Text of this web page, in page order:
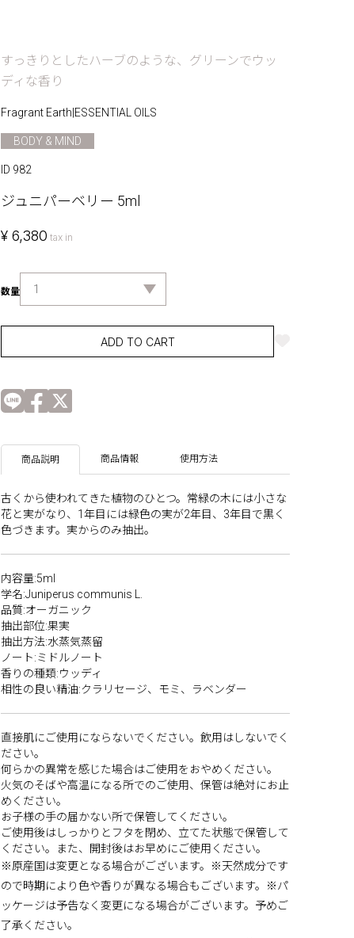
すっきりとしたハーブのような、グリーンでウッ
ディな香り
Fragrant Earth ESSENTIAL OILS
BODY & MIND
ID 982
ジュニパーベリー 5ml
¥ 6,380 tax in
数量
ADD TO CART
商品説明 商品情報 使用方法
古くから使われてきた植物のひとつ。常緑の木には小さな
花と実がなり、1年目には緑色の実が2年目、3年目で黒く
色づきます。実からのみ抽出。
内容量:5ml
学名:Juniperus communis L.
品質:オーガニック
抽出部位:果実
抽出方法:水蒸気蒸留
ノート:ミドルノート
香りの種類:ウッディ
相性の良い精油:クラリセージ、モミ、ラベンダー
直接肌にご使用にならないでください。飲用はしないでく
ださい。
何らかの異常を感じた場合はご使用をおやめください。
火気のそばや高温になる所でのご使用、保管は絶対にお止
めください。
お子様の手の届かない所で保管してください。
ご使用後はしっかりとフタを閉め、立てた状態で保管して
ください。また、開封後はお早めにご使用ください。
※原産国は変更となる場合がございます。※天然成分です
ので時期により色や香りが異なる場合もございます。※パ
ッケージは予告なく変更になる場合がございます。予めご
了承ください。